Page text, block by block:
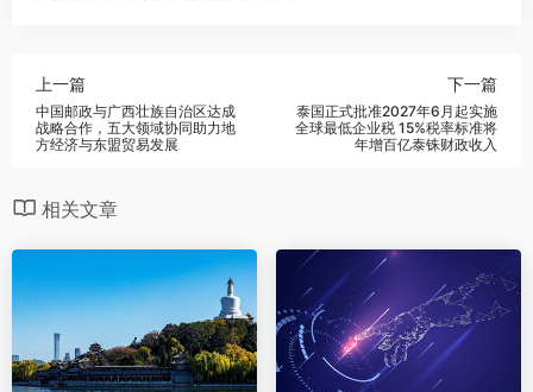
上一篇
中国邮政与广西壮族自治区达成
战略合作，五大领域协同助力地
方经济与东盟贸易发展
下一篇
泰国正式批准2027年6月起实施
全球最低企业税 15%税率标准将
年增百亿泰铢财政收入
相关文章